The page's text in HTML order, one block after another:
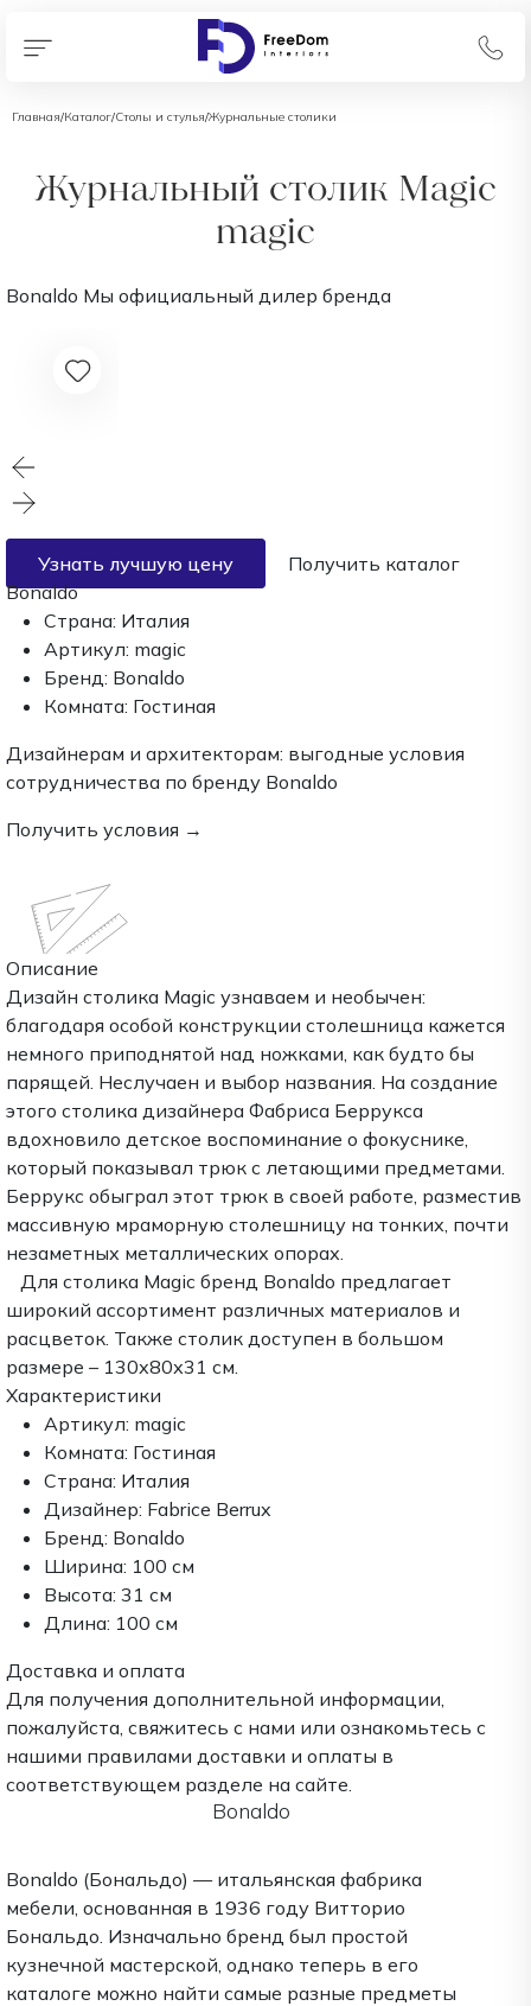
Главная/Каталог/Столы и стулья/Журнальные столики
Журнальный столик Magic
magic
Bonaldo Мы официальный дилер бренда
Узнать лучшую цену
Получить каталог
Bonaldo
Страна: Италия
Артикул: magic
Бренд: Bonaldo
Комната: Гостиная
Дизайнерам и архитекторам: выгодные условия
сотрудничества по бренду Bonaldo
Получить условия →
Описание
Дизайн столика Magic узнаваем и необычен:
благодаря особой конструкции столешница кажется
немного приподнятой над ножками, как будто бы
парящей. Неслучаен и выбор названия. На создание
этого столика дизайнера Фабриса Беррукса
вдохновило детское воспоминание о фокуснике,
который показывал трюк с летающими предметами.
Беррукс обыграл этот трюк в своей работе, разместив
массивную мраморную столешницу на тонких, почти
незаметных металлических опорах.
Для столика Magic бренд Bonaldo предлагает
широкий ассортимент различных материалов и
расцветок. Также столик доступен в большом
размере – 130х80х31 см.
Характеристики
Артикул: magic
Комната: Гостиная
Страна: Италия
Дизайнер: Fabrice Berrux
Бренд: Bonaldo
Ширина: 100 см
Высота: 31 см
Длина: 100 см
Доставка и оплата
Для получения дополнительной информации,
пожалуйста, свяжитесь с нами или ознакомьтесь с
нашими правилами доставки и оплаты в
соответствующем разделе на сайте.
Bonaldo
Bonaldo (Бональдо) — итальянская фабрика
мебели, основанная в 1936 году Витторио
Бональдо. Изначально бренд был простой
кузнечной мастерской, однако теперь в его
каталоге можно найти самые разные предметы